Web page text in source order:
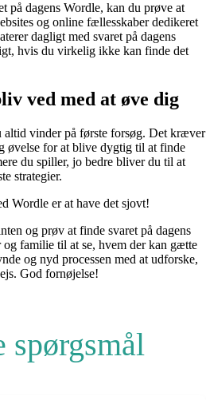
på dagens Wordle, kan du prøve at
og online fællesskaber dedikeret
dagligt med svaret på dagens
hvis du virkelig ikke kan finde det
ved med at øve dig
vinder på første forsøg. Det kræver
øvelse for at blive dygtig til at finde
du spiller, jo bedre bliver du til at
strategier.
Wordle er at have det sjovt!
og prøv at finde svaret på dagens
familie til at se, hvem der kan gætte
og nyd processen med at udforske,
God fornøjelse!
spørgsmål